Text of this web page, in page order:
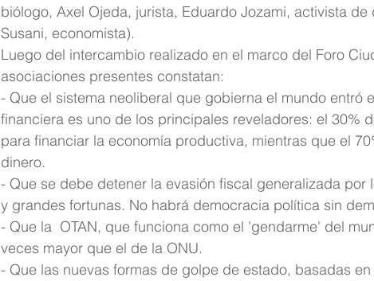
biólogo, Axel Ojeda, jurista, Eduardo Jozami, activista
Susani, economista).
Luego del intercambio realizado en el marco del Foro
asociaciones presentes constatan:
- Que el sistema neoliberal que gobierna el mundo entró
financiera es uno de los principales reveladores: el 30%
para financiar la economía productiva, mientras que el
dinero.
- Que se debe detener la evasión fiscal generalizada
y grandes fortunas. No habrá democracia política sin
- Que la  OTAN, que funciona como el 'gendarme' del
veces mayor que el de la ONU.
- Que las nuevas formas de golpe de estado, basadas